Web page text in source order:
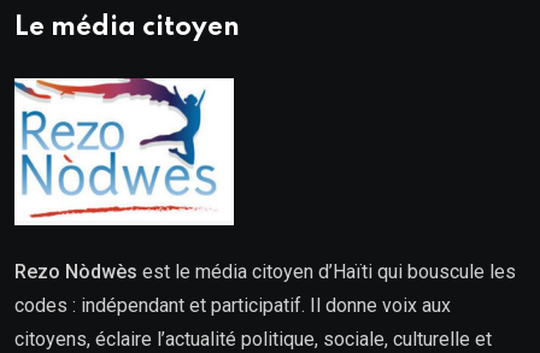
Le média citoyen
Rezo Nòdwès est le média citoyen d’Haïti qui bouscule les
codes : indépendant et participatif. Il donne voix aux
citoyens, éclaire l’actualité politique, sociale, culturelle et